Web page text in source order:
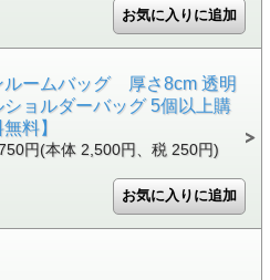
ルームバッグ 厚さ8cm 透明
ショルダーバッグ 5個以上購
料】
円(本体 2,500円、税 250円)